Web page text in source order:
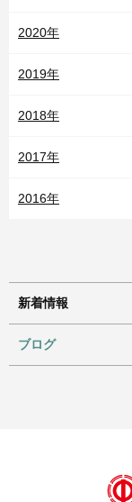
2020年
2019年
2018年
2017年
2016年
新着情報
ブログ